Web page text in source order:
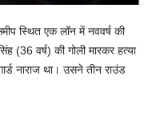
स्थित एक लॉन में नववर्ष की
(36 वर्ष) की गोली मारकर हत्या
नाराज था। उसने तीन राउंड